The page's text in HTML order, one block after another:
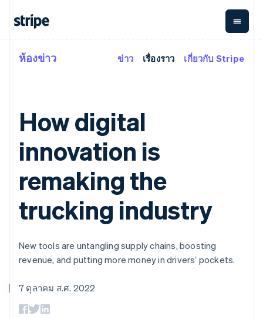
การชำระเงิน
ออนไลน์
Payment links
การชำระเงิน
แบบไม่ต้อง
UI การชำระ
เงินสำเร็จรูป
Elements
องค์ประกอบ UI
ที่ยืดหยุ่น
เงิน
มากกว่า 125
Boost
ยอมรับการ
รายรับ
แบบแผนล่วง
หน้า
Metronome
การเรียกเก็บ
เงินตามการ
ตามรอบบิล
การจัดการ
การชำระเงิน
ตามรอบบิล
Invoicing
ครั้งเดียวหรือ
ล่วงหน้า
Tax
ขายและ VAT
การ
แพลตฟ
ตามกรณีใช้งาน
อีคอมเมิร์ซ
บริการทางการเงินที่ผสาน
รวมในตัว
การทำงานอัตโนมัติด้าน
การเงิน
การชำระเงินในแอป
มาร์เก็ตเพลส
การจัดการเงิน
SaaS
เอกสารประกอบ
Stripe Apps
คู่มือ
รับการชำระเงินออนไลน์
ติดตั้งใช้งานการชำระเงิน
สำเร็จรูป
สร้างแพลตฟอร์มหรือ
จัดการการชำระเงินตาม
รอบบิล
เสนอการเรียกเก็บเงินตาม
ออกบัตรที่มีสเตเบิลคอยน์
รองรับอยู่
การสนับสนุน
รับการสนับสนุน
แพ็กเกจการสนับสนุนที่ได้
รับการจัดการ
บริการเฉพาะทาง
บริษัท
การประชุมประจำปีแบบ
ห้องข่าว ข่าว เรื่องราว เกี่ยวกับ Stripe
How digital
innovation is
remaking the
trucking industry
New tools are untangling supply chains, boosting
revenue, and putting more money in drivers’ pockets.
7 ตุลาคม ส.ศ. 2022